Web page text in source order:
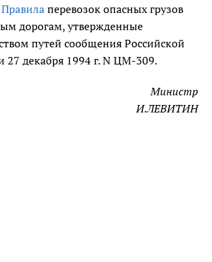
Правила перевозок опасных грузов
дорогам, утвержденные
путей сообщения Российской
27 декабря 1994 г. N ЦМ-309.
Министр
И.ЛЕВИТИН